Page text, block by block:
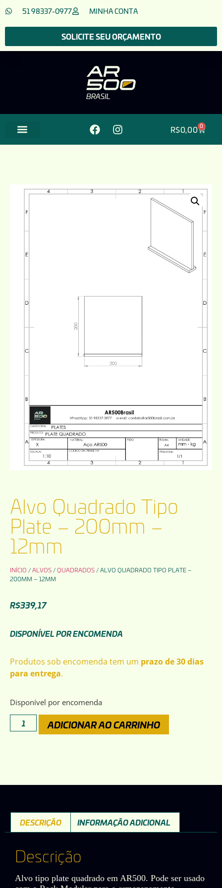
51 98337-0977 MINHA CONTA
SOLICITE SEU ORÇAMENTO
R$0,00 0
Alvo Quadrado Tipo
Plate – 200mm –
12mm
INÍCIO /ALVOS /QUADRADOS / ALVO QUADRADO TIPO PLATE –
200MM – 12MM
R$339,17
DISPONÍVEL POR ENCOMENDA
Produtos sob encomenda tem um prazo de 30 dias
para entrega.
Disponível por encomenda
ADICIONAR AO CARRINHO
DESCRIÇÃO INFORMAÇÃO ADICIONAL
Descrição
Alvo tipo plate quadrado em AR500. Pode ser usado